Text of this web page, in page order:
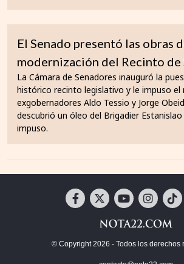
El Senado presentó las obras
modernización del Recinto de
La Cámara de Senadores inauguró la
histórico recinto legislativo y le impuso el
exgobernadores Aldo Tessio y Jorge
descubrió un óleo del Brigadier
impuso.
© Copyright 2026 - Todos los derechos